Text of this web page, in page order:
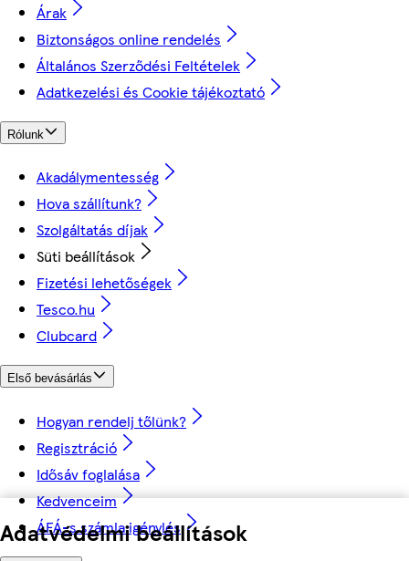
Adatvédelmi beállítások
Árak
Biztonságos online rendelés
Általános Szerződési Feltételek
Adatkezelési és Cookie tájékoztató
Rólunk
Akadálymentesség
Hova szállítunk?
Szolgáltatás díjak
Süti beállítások
Fizetési lehetőségek
Tesco.hu
Clubcard
Első bevásárlás
Hogyan rendelj tőlünk?
Regisztráció
Idősáv foglalása
Kedvenceim
ÁFÁ-s számla igénylés